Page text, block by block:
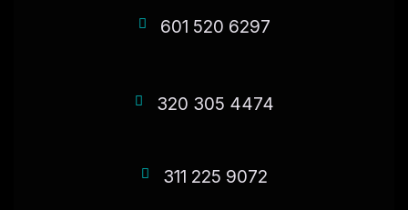
601 520 6297
320 305 4474
311 225 9072